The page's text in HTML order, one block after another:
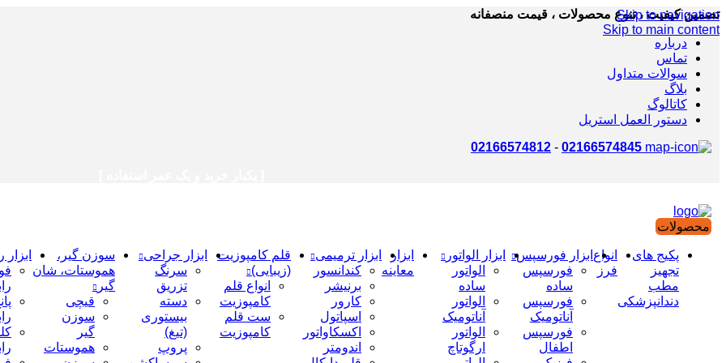
Skip to navigation
Skip to main content
تضمین کیفیت ، تنوع محصولات ، قیمت منصفانه
درباره
تماس
سوالات متداول
بلاگ
کاتالوگ
دستور العمل استریل
02166574845
-
02166574812
محصولات
پکیج های
تجهیز
مطب
دندانپزشکی
انواع
فرز
ابزار فورسپس
فورسپس
ساده
فورسپس
آناتومیک
فورسپس
اطفال
ابزار الواتور
الواتور
ساده
الواتور
آناتومیک
الواتور
ارگوتاچ
ابزار
معاینه
ابزار ترمیمی
کندانسور
برنیشر
کارور
اسپاتول
اکسکاواتور
اندومتر
قلم کامپوزیت
(زیبایی)
انواع قلم
کامپوزیت
ست قلم
کامپوزیت
ابزار جراحی
سرنگ
تزریق
دسته
بیستوری
(تیغ)
پروپ
سوزن گیر،
هموستات، شان
گیر
قیچی
سوزن
گیر
هموستات
ابزار